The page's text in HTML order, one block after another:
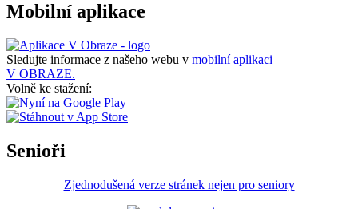
Mobilní aplikace
Sledujte informace z našeho webu v mobilní aplikaci –
V OBRAZE.
Volně ke stažení:
Senioři
Zjednodušená verze stránek nejen pro seniory